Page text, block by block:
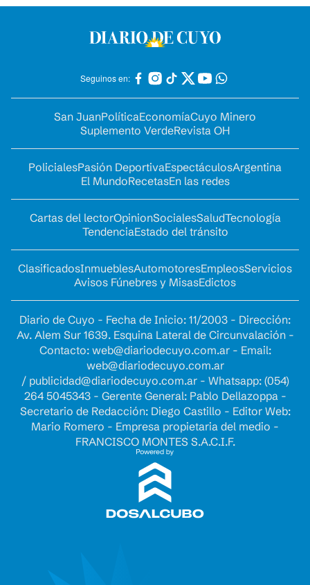
Seguinos en:
San JuanPolíticaEconomíaCuyo Minero
Suplemento VerdeRevista OH
PolicialesPasión DeportivaEspectáculosArgentina
El MundoRecetasEn las redes
Cartas del lectorOpinionSocialesSaludTecnología
TendenciaEstado del tránsito
ClasificadosInmueblesAutomotoresEmpleosServicios
Avisos Fúnebres y MisasEdictos
Diario de Cuyo - Fecha de Inicio: 11/2003 - Dirección:
Av. Alem Sur 1639. Esquina Lateral de Circunvalación -
Contacto: web@diariodecuyo.com.ar- Email:
web@diariodecuyo.com.ar
/ publicidad@diariodecuyo.com.ar- Whatsapp: (054)
264 5045343 - Gerente General: Pablo Dellazoppa -
Secretario de Redacción: Diego Castillo - Editor Web:
Mario Romero - Empresa propietaria del medio -
FRANCISCO MONTES S.A.C.I.F.